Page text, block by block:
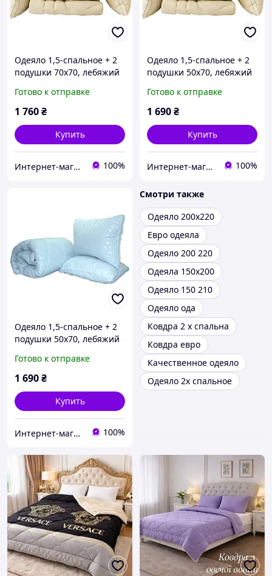
Одеяло 1,5-спальное + 2
подушки 70х70, лебяжий
гипоаллергенное ТМ TAG
"Бежевое"
Готово к отправке
1 760₴
Купить
Интернет-магазин "ДОЛЯ Текстиль" 100%
Одеяло 1,5-спальное + 2
подушки 50х70, лебяжий
гипоаллергенное ТМ TAG
"Бежевое"
Готово к отправке
1 690₴
Купить
Интернет-магазин "ДОЛЯ Текстиль" 100%
Одеяло 1,5-спальное + 2
подушки 50х70, лебяжий
гипоаллергенное ТМ TAG
"Голубое"
Готово к отправке
1 690₴
Купить
Интернет-магазин "ДОЛЯ Текстиль" 100%
Смотри также
Одеяло 200х220
Евро одеяла
Одеяло 200 220
Одеяла 150х200
Одеяло 150 210
Одеяло ода
Ковдра 2 х спальна
Ковдра евро
Качественное одеяло
Одеяло 2х спальное